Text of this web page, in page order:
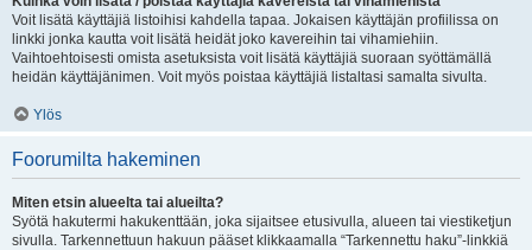
Voit lisätä käyttäjiä listoihisi kahdella tapaa. Jokaisen käyttäjän profiilissa on
linkki jonka kautta voit lisätä heidät joko kavereihin tai vihamiehiin.
Vaihtoehtoisesti omista asetuksista voit lisätä käyttäjiä suoraan syöttämällä
heidän käyttäjänimen. Voit myös poistaa käyttäjiä listaltasi samalta sivulta.
Ylös
Foorumilta hakeminen
Miten etsin alueelta tai alueilta?
Syötä hakutermi hakukenttään, joka sijaitsee etusivulla, alueen tai viestiketjun
sivulla. Tarkennettuun hakuun pääset klikkaamalla “Tarkennettu haku”-linkkiä